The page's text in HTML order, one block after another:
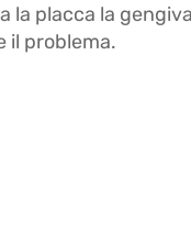
placca la
il problema.